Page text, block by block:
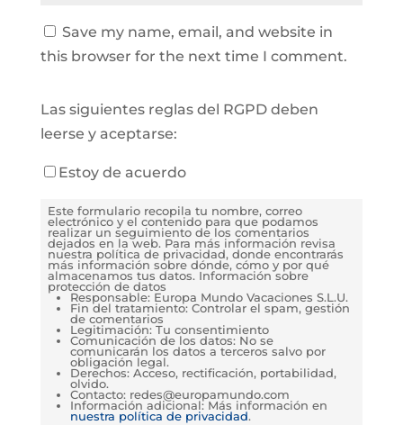
Save my name, email, and website in
this browser for the next time I comment.
Las siguientes reglas del RGPD deben
leerse y aceptarse:
Estoy de acuerdo
Este formulario recopila tu nombre, correo
electrónico y el contenido para que podamos
realizar un seguimiento de los comentarios
dejados en la web. Para más información revisa
nuestra política de privacidad, donde encontrarás
más información sobre dónde, cómo y por qué
almacenamos tus datos. Información sobre
protección de datos
Responsable: Europa Mundo Vacaciones S.L.U.
Fin del tratamiento: Controlar el spam, gestión
de comentarios
Legitimación: Tu consentimiento
Comunicación de los datos: No se
comunicarán los datos a terceros salvo por
obligación legal.
Derechos: Acceso, rectificación, portabilidad,
olvido.
Contacto: redes@europamundo.com
Información adicional: Más información en
nuestra política de privacidad.